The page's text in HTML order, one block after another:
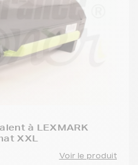
à LEXMARK
XXL
Voir le produit